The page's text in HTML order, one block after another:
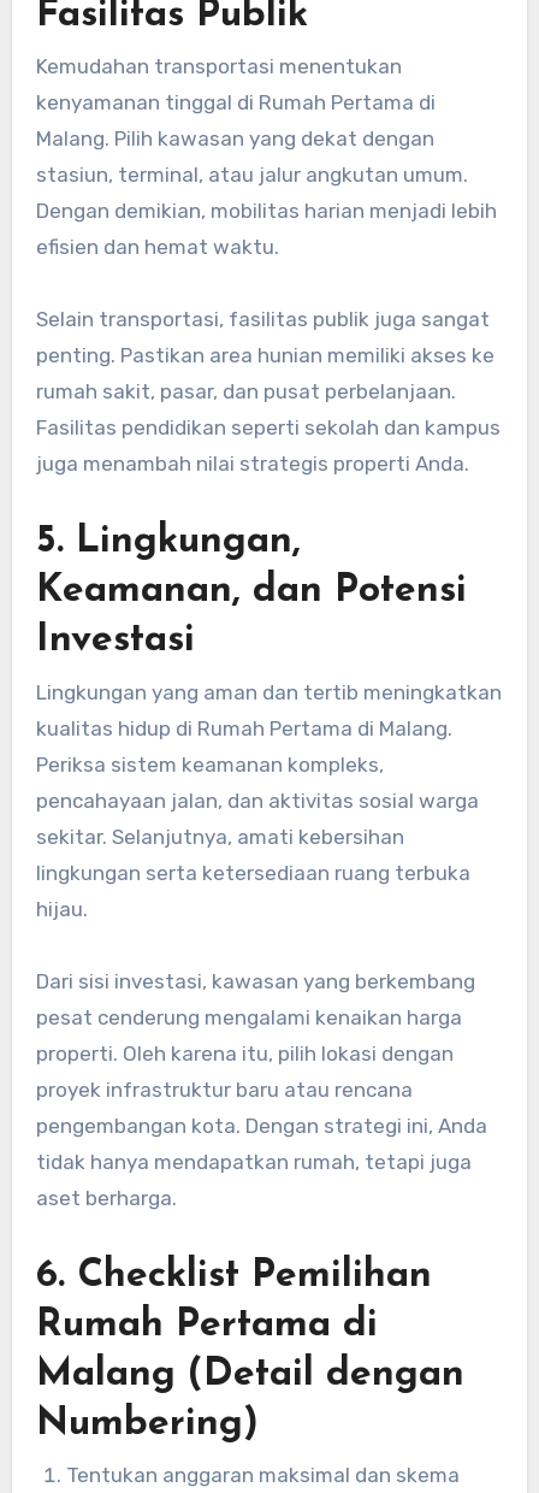
Fasilitas Publik
Kemudahan transportasi menentukan
kenyamanan tinggal di Rumah Pertama di
Malang. Pilih kawasan yang dekat dengan
stasiun, terminal, atau jalur angkutan umum.
Dengan demikian, mobilitas harian menjadi lebih
efisien dan hemat waktu.
Selain transportasi, fasilitas publik juga sangat
penting. Pastikan area hunian memiliki akses ke
rumah sakit, pasar, dan pusat perbelanjaan.
Fasilitas pendidikan seperti sekolah dan kampus
juga menambah nilai strategis properti Anda.
5. Lingkungan,
Keamanan, dan Potensi
Investasi
Lingkungan yang aman dan tertib meningkatkan
kualitas hidup di Rumah Pertama di Malang.
Periksa sistem keamanan kompleks,
pencahayaan jalan, dan aktivitas sosial warga
sekitar. Selanjutnya, amati kebersihan
lingkungan serta ketersediaan ruang terbuka
hijau.
Dari sisi investasi, kawasan yang berkembang
pesat cenderung mengalami kenaikan harga
properti. Oleh karena itu, pilih lokasi dengan
proyek infrastruktur baru atau rencana
pengembangan kota. Dengan strategi ini, Anda
tidak hanya mendapatkan rumah, tetapi juga
aset berharga.
6. Checklist Pemilihan
Rumah Pertama di
Malang (Detail dengan
Numbering)
Tentukan anggaran maksimal dan skema